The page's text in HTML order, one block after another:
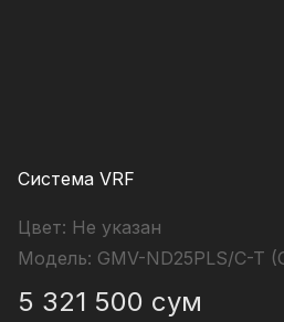
Система VRF
Цвет: Не указан
Модель: GMV-ND25PLS/C-T
5 321 500 сум